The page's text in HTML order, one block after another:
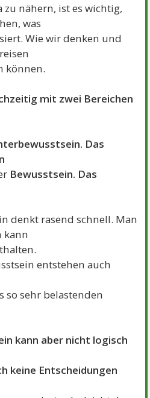
zu nähern, ist es wichtig,
was
Wie wir denken und
können.
mit zwei Bereichen
Das
Bewusstsein. Das
denkt rasend schnell. Man
kann
entstehen auch
so sehr belastenden
kann aber nicht logisch
keine Entscheidungen